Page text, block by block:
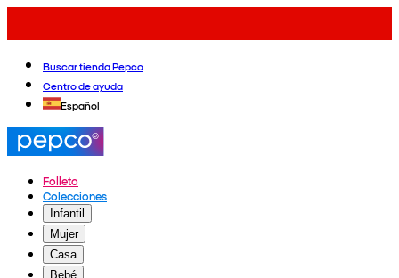
Buscar tienda Pepco
Centro de ayuda
Español
Folleto
Colecciones
Infantil
Mujer
Casa
Bebé